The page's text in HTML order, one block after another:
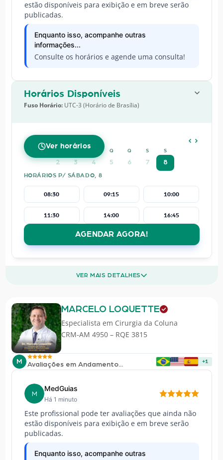
estão disponíveis para exibição e em breve serão
publicadas.
Enquanto isso, acompanhe outras
informações...
Consulte os horários e agende uma consulta!
Horários Disponíveis
Fuso Horário:UTC-3 (Horário de Brasília)
Ver horários
AGOSTO 2026
Q Q S S
2 3 4 5 6 7 8
HORÁRIOS P/ SÁBADO, 8
08:30 09:15 10:00
11:30 14:00 16:45
AGENDAR AGORA!
VER MAIS DETALHES
MARCELO LOQUETTE
Especialista em Cirurgia da Coluna
CRM-AM 4950 – RQE 3815
M Avaliações em Andamento... +1
M
MedGuias
Há 1 minuto
Este profissional pode ter avaliações que ainda não
estão disponíveis para exibição e em breve serão
publicadas.
Enquanto isso, acompanhe outras